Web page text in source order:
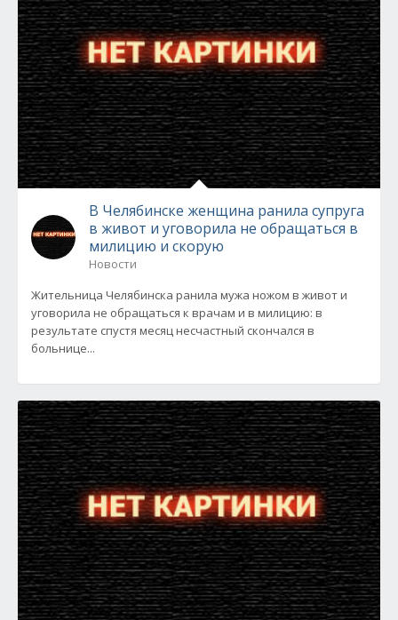
В Челябинске женщина ранила супруга
в живот и уговорила не обращаться в
милицию и скорую
Новости
Жительница Челябинска ранила мужа ножом в живот и
уговорила не обращаться к врачам и в милицию: в
результате спустя месяц несчастный скончался в
больнице...